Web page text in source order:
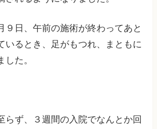
９日、午前の施術が終わってあと
いるとき、足がもつれ、まともに
した。
らず、３週間の入院でなんとか回